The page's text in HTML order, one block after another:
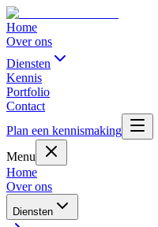
Home
Over ons
Diensten
Kennis
Portfolio
Contact
Plan een kennismaking
Menu
Home
Over ons
Diensten